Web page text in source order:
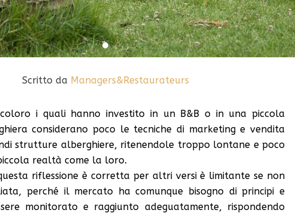
Scritto da Managers&Restaurateurs
coloro i quali hanno investito in un B&B o in una piccola
considerano poco le tecniche di marketing e vendita
strutture alberghiere, ritenendole troppo lontane e poco
realtà come la loro.
riflessione è corretta per altri versi è limitante se non
perché il mercato ha comunque bisogno di principi e
monitorato e raggiunto adeguatamente, rispondendo